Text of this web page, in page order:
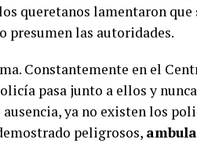
queretanos lamentaron que
presumen las autoridades.
Constantemente en el
pasa junto a ellos y
ya no existen los
peligrosos,